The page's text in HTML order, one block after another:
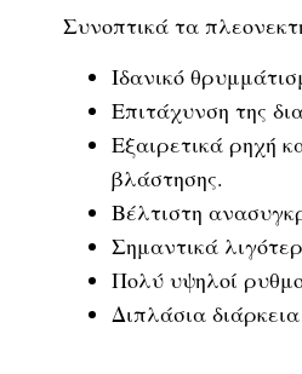
Συνοπτικά τα
Ιδανικό
Επιτάχυνση της
Εξαιρετικά ρηχή
βλάστησης.
Βέλτιστη
Σημαντικά
Πολύ υψηλοί
Διπλάσια